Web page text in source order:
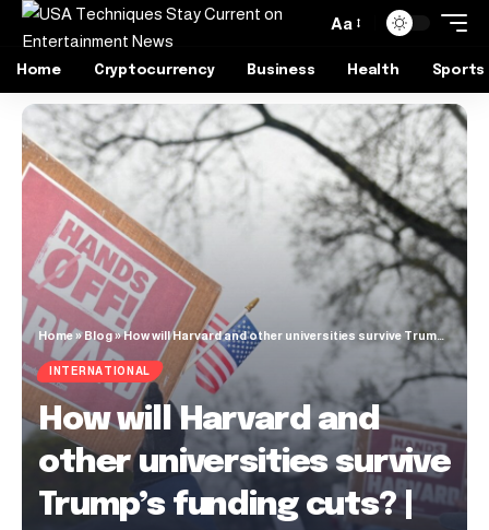
Aa
Home Cryptocurrency Business Health Sports
Home»Blog»How will Harvard and other universities survive Trump’s funding cuts? | Conflict News
INTERNATIONAL
How will Harvard and
other universities survive
Trump’s funding cuts? |